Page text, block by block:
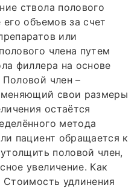
ствола полового
объемов за счет
или
члена путем
филлера на основе
член –
свои размеры
остаётся
метода
пациент обращается к
половой член,
увеличение. Как
Стоимость удлинения